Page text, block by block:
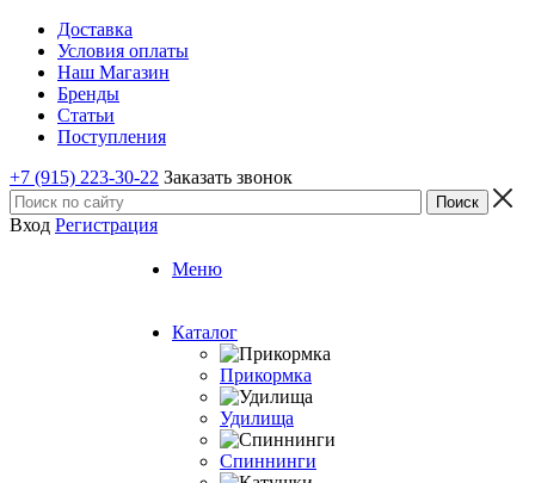
Доставка
Условия оплаты
Наш Магазин
Бренды
Статьи
Поступления
+7 (915) 223-30-22 Заказать звонок
Вход Регистрация
Меню
Каталог
Прикормка
Удилища
Спиннинги